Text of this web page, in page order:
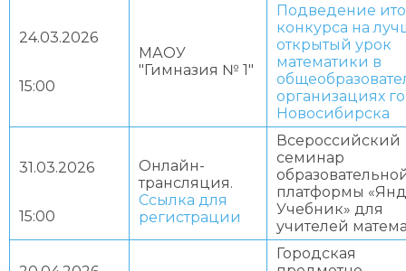
24.03.2026
15:00
МАОУ
"Гимназия № 1"
Подведение
конкурса на
открытый урок
математики в
организациях
Новосибирска
31.03.2026
15:00
Онлайн-
трансляция.
Ссылка для
регистрации
Всероссийский
семинар
платформы
Учебник» для
учителей
Городская